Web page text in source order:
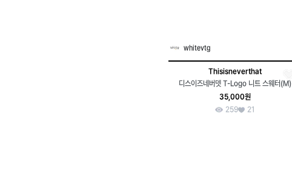
whitevtg
Thisisneverthat
디스이즈네버뎃 T-Logo 니트 스웨터(M)
35,000원
259
21